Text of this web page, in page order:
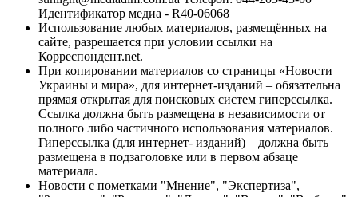
Идентификатор медиа - R40-06068
Использование любых материалов, размещённых на
сайте, разрешается при условии ссылки на
Корреспондент.net.
При копировании материалов со страницы «Новости
Украины и мира», для интернет-изданий – обязательна
прямая открытая для поисковых систем гиперссылка.
Ссылка должна быть размещена в независимости от
полного либо частичного использования материалов.
Гиперссылка (для интернет- изданий) – должна быть
размещена в подзаголовке или в первом абзаце
материала.
Новости с пометками "Мнение", "Экспертиза",